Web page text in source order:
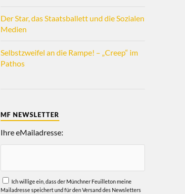
Der Star, das Staatsballett und die Sozialen
Medien
Selbstzweifel an die Rampe! – „Creep“ im
Pathos
MF NEWSLETTER
Ihre eMailadresse:
Ich willige ein, dass der Münchner Feuilleton meine
Mailadresse speichert und für den Versand des Newsletters